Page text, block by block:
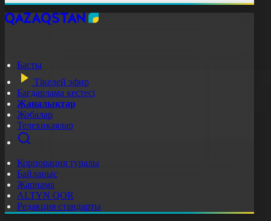
Басты
Тікелей эфир
Бағдарлама кестесі
Жаңалықтар
Жобалар
Телехикаялар
Корпорация туралы
Байланыс
Жарнама
ALTYN QOR
Редакция стандарты